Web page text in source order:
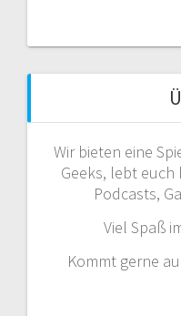
Wir bieten eine
Geeks, lebt euch
Podcasts,
Viel Spaß
Kommt gerne